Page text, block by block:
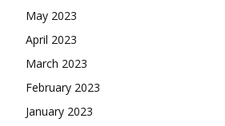
May 2023
April 2023
March 2023
February 2023
January 2023